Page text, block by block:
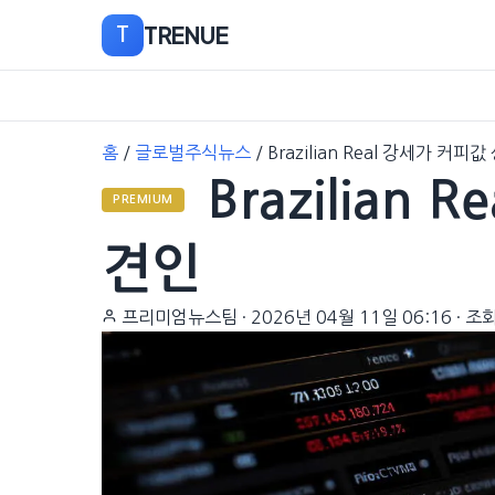
T TRENUE
홈 / 글로벌주식뉴스 / Brazilian Real 강세가 커피값
PREMIUM
Brazilian
견인
프리미엄뉴스팀 · 2026년 04월 11일 06:16 · 조